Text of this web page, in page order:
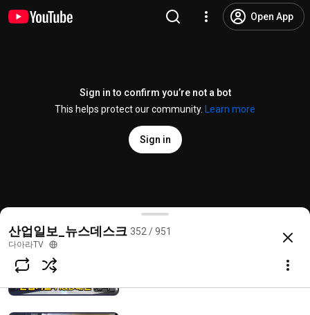
Open App
Sign in to confirm you’re not a bot
This helps protect our community.
Learn more
Sign in
[현장스케치] 2022 로보월드 전시회 현장 영상
@daaramv
Subscribe
산업일보_뉴스데스크 352 / 951
다아라TV
[동영상뉴스] 글로벌 반도체 장비 업계 한
곳에…‘세미콘 코리아 2023’ 개막
자막뉴스국제공기산업박람회
다아라TV
3:40
4:28